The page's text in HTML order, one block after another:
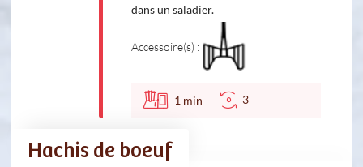
dans un saladier.
Accessoire(s) :
1 min 3
Hachis de boeuf